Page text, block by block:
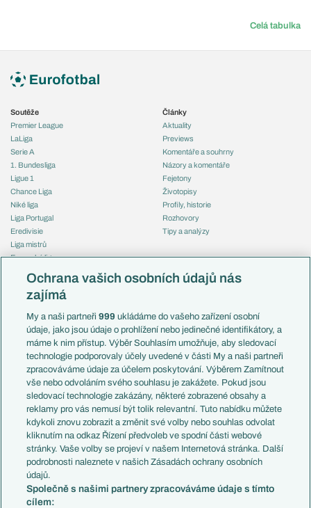
Celá tabulka
Soutěže
Premier League
LaLiga
Serie A
1. Bundesliga
Ligue 1
Chance Liga
Niké liga
Liga Portugal
Eredivisie
Liga mistrů
Evropská liga
Mistrovství světa
Liga národů
Témata
Představení týmů MS
EuroSkauting
PL v kostce
Evropské koeficienty
Přestupy
Přestupové spekulace
Zranění
Kluby
Arsenal FC
Chelsea FC
Manchester United
AC Milán
Články
Aktuality
Previews
Komentáře a souhrny
Názory a komentáře
Fejetony
Životopisy
Profily, historie
Rozhovory
Tipy a analýzy
Česko
Francie
Itálie
Německo
Španělsko
Argentina
Brazílie
Přestupy
Zápasy
Livescore
Tipovací soutěž
Ochrana vašich osobních údajů nás
zajímá
My a naši partneři999 ukládáme do vašeho zařízení osobní
údaje, jako jsou údaje o prohlížení nebo jedinečné identifikátory, a
máme k nim přístup. Výběr Souhlasím umožňuje, aby sledovací
technologie podporovaly účely uvedené v části My a naši partneři
zpracováváme údaje za účelem poskytování. Výběrem Zamítnout
vše nebo odvoláním svého souhlasu je zakážete. Pokud jsou
sledovací technologie zakázány, některé zobrazené obsahy a
reklamy pro vás nemusí být tolik relevantní. Tuto nabídku můžete
kdykoli znovu zobrazit a změnit své volby nebo souhlas odvolat
kliknutím na odkaz Řízení předvoleb ve spodní části webové
stránky. Vaše volby se projeví v našem Internetová stránka. Další
podrobnosti naleznete v našich Zásadách ochrany osobních
údajů.
Společně s našimi partnery zpracováváme údaje s tímto
cílem: